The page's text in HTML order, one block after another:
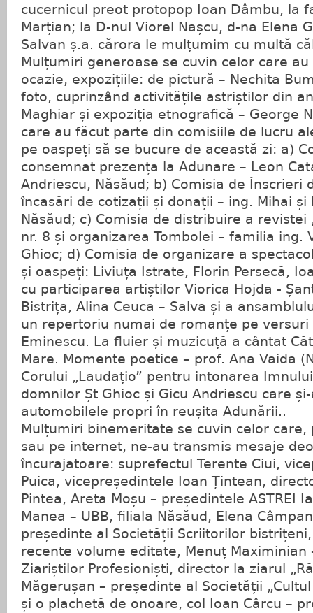
cucernicul preot protopop Ioan Dâmbu, la
Marțian; la D-nul Viorel Nașcu, d-na Elena
Salvan ș.a. cărora le mulțumim cu multă
Mulțumiri generoase se cuvin celor care
ocazie, expozițiile: de pictură – Nechita
foto, cuprinzând activitățile astriștilor din
Maghiar și expoziția etnografică – George
care au făcut parte din comisiile de lucru
pe oaspeți să se bucure de această zi: a)
consemnat prezența la Adunare – Leon
Andriescu, Năsăud; b) Comisia de Înscrieri
încasări de cotizații și donații – ing. Mihai și
Năsăud; c) Comisia de distribuire a revistei
nr. 8 și organizarea Tombolei – familia ing.
Ghioc; d) Comisia de organizare a
și oaspeți: Liviuța Istrate, Florin Persecă,
cu participarea artiștilor Viorica Hojda -
Bistrița, Alina Ceuca – Salva și a
un repertoriu numai de romanțe pe versuri
Eminescu. La fluier și muzicuță a cântat
Mare. Momente poetice – prof. Ana Vaida
Corului „Laudațio” pentru intonarea
domnilor Șt Ghioc și Gicu Andriescu care
automobilele propri în reușita Adunării..
Mulțumiri binemeritate se cuvin celor care,
sau pe internet, ne-au transmis mesaje
încurajatoare: suprefectul Terente Ciui,
Puica, vicepreședintele Ioan Țintean,
Pintea, Areta Moșu – președintele ASTREI
Manea – UBB, filiala Năsăud, Elena
președinte al Societății Scriitorilor
recente volume editate, Menuț Maximinian
Ziariștilor Profesioniști, director la ziarul
Măgerușan – președinte al Societății
și o plachetă de onoare, col Ioan Cârcu –